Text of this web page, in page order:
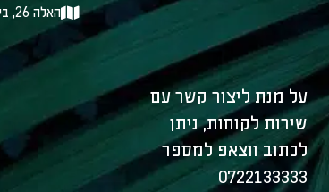
על מנת ליצור קשר עם
שירות לקוחות, ניתן
לכתוב ווצאפ למספר
0722133333
האלה 26, בית עזרא